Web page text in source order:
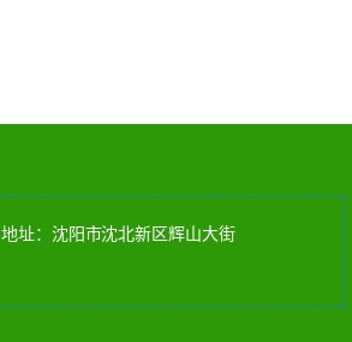
地址：沈阳市沈北新区辉山大街